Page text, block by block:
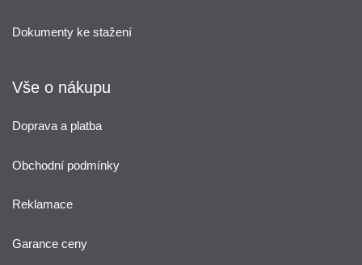
Dokumenty ke stažení
Vše o nákupu
Doprava a platba
Obchodní podmínky
Reklamace
Garance ceny